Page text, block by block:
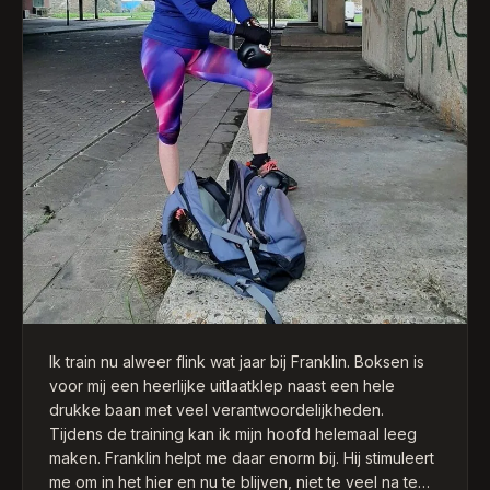
Ik train nu alweer flink wat jaar bij Franklin. Boksen is
voor mij een heerlijke uitlaatklep naast een hele
drukke baan met veel verantwoordelijkheden.
Tijdens de training kan ik mijn hoofd helemaal leeg
maken. Franklin helpt me daar enorm bij. Hij stimuleert
me om in het hier en nu te blijven, niet te veel na te